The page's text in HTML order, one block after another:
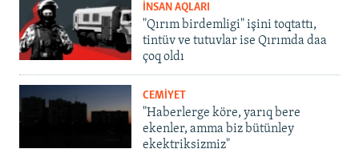
İNSAN AQLARI
"Qırım birdemligi" işini toqtattı,
tintüv ve tutuvlar ise Qırımda daa
çoq oldı
CEMİYET
"Haberlerge köre, yarıq bere
ekenler, amma biz bütünley
ekektriksizmiz"